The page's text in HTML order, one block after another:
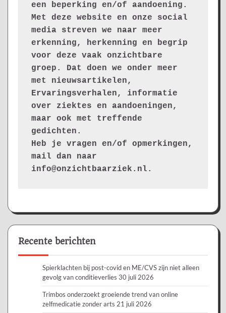
een beperking en/of aandoening.
Met deze website en onze social
media streven we naar meer
erkenning, herkenning en begrip
voor deze vaak onzichtbare
groep. Dat doen we onder meer
met nieuwsartikelen,
Ervaringsverhalen, informatie
over ziektes en aandoeningen,
maar ook met treffende
gedichten.
Heb je vragen en/of opmerkingen,
mail dan naar
info@onzichtbaarziek.nl.
Recente berichten
Spierklachten bij post-covid en ME/CVS zijn niet alleen
gevolg van conditieverlies 30 juli 2026
Trimbos onderzoekt groeiende trend van online
zelfmedicatie zonder arts 21 juli 2026